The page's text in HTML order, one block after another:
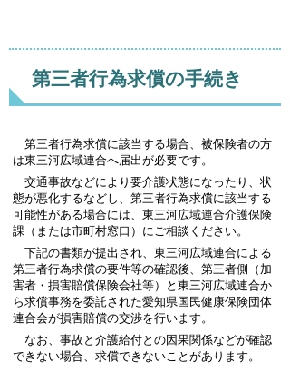
第三者行為求償の手続き
第三者行為求償に該当する場合、被保険者の方
は東三河広域連合へ届出が必要です。
交通事故などにより要介護状態になったり、状
態が悪化するなどし、第三者行為求償に該当する
可能性がある場合には、東三河広域連合介護保険
課（または市町村窓口）にご相談ください。
下記の書類が提出され、東三河広域連合による
第三者行為求償の要件等の確認後、第三者側（加
害者・損害賠償保険会社等）と東三河広域連合か
ら求償事務を委託された愛知県国民健康保険団体
連合会が損害賠償の交渉を行います。
なお、事故と介護給付との因果関係などが確認
できない場合、求償できないことがあります。